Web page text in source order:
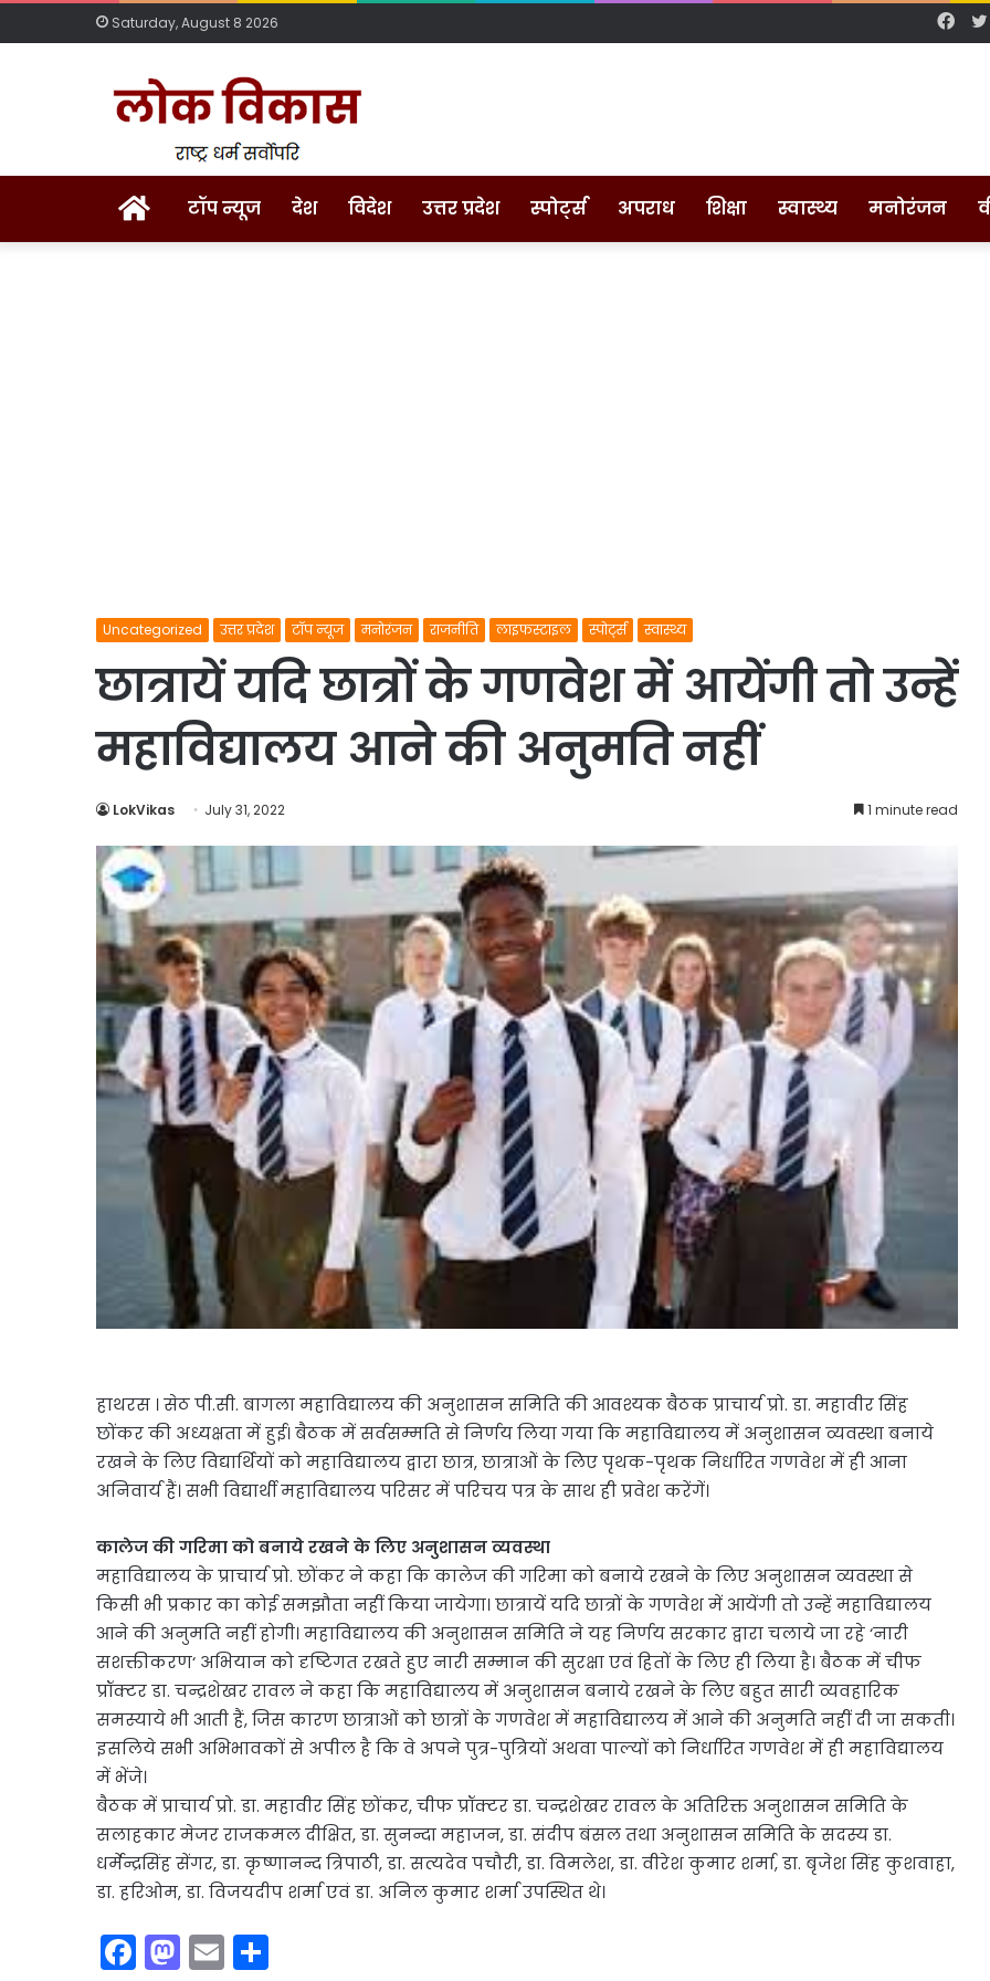
Saturday, August 8 2026
Homeटॉप न्यूज देश विदेश उत्तर प्रदेश स्पोर्ट्स अपराध शिक्षा स्वास्थ्य मनोरंजन
Uncategorized उत्तर प्रदेश टॉप न्यूज मनोरंजन राजनीति लाइफस्टाइल स्पोर्ट्स स्वास्थ्य
छात्रायें यदि छात्रों के गणवेश में आयेंगी तो उन्हें
महाविद्यालय आने की अनुमति नहीं
LokVikas July 31, 2022 1 minute read
हाथरस । सेठ पी.सी. बागला महाविद्यालय की अनुशासन समिति की आवश्यक बैठक प्राचार्य प्रो. डा. महावीर सिंह
छोंकर की अध्यक्षता में हुई। बैठक में सर्वसम्मति से निर्णय लिया गया कि महाविद्यालय में अनुशासन व्यवस्था बनाये
रखने के लिए विद्यार्थियों को महाविद्यालय द्वारा छात्र, छात्राओं के लिए पृथक-पृथक निर्धारित गणवेश में ही आना
अनिवार्य हैं। सभी विद्यार्थी महाविद्यालय परिसर में परिचय पत्र के साथ ही प्रवेश करेंगें।
कालेज की गरिमा को बनाये रखने के लिए अनुशासन व्यवस्था
महाविद्यालय के प्राचार्य प्रो. छोंकर ने कहा कि कालेज की गरिमा को बनाये रखने के लिए अनुशासन व्यवस्था से
किसी भी प्रकार का कोई समझौता नहीं किया जायेगा। छात्रायें यदि छात्रों के गणवेश में आयेंगी तो उन्हें महाविद्यालय
आने की अनुमति नहीं होगी। महाविद्यालय की अनुशासन समिति ने यह निर्णय सरकार द्वारा चलाये जा रहे ‘नारी
सशक्तीकरण‘ अभियान को दृष्टिगत रखते हुए नारी सम्मान की सुरक्षा एवं हितों के लिए ही लिया है। बैठक में चीफ
प्रॉक्टर डा. चन्द्रशेखर रावल ने कहा कि महाविद्यालय में अनुशासन बनाये रखने के लिए बहुत सारी व्यवहारिक
समस्याये भी आती हैं, जिस कारण छात्राओं को छात्रों के गणवेश में महाविद्यालय में आने की अनुमति नहीं दी जा सकती।
इसलिये सभी अभिभावकों से अपील है कि वे अपने पुत्र-पुत्रियों अथवा पाल्यों को निर्धारित गणवेश में ही महाविद्यालय
में भेंजे।
बैठक में प्राचार्य प्रो. डा. महावीर सिंह छोंकर, चीफ प्रॉक्टर डा. चन्द्रशेखर रावल के अतिरिक्त अनुशासन समिति के
सलाहकार मेजर राजकमल दीक्षित, डा. सुनन्दा महाजन, डा. संदीप बंसल तथा अनुशासन समिति के सदस्य डा.
धर्मेन्द्रसिंह सेंगर, डा. कृष्णानन्द त्रिपाठी, डा. सत्यदेव पचौरी, डा. विमलेश, डा. वीरेश कुमार शर्मा, डा. बृजेश सिंह कुशवाहा,
डा. हरिओम, डा. विजयदीप शर्मा एवं डा. अनिल कुमार शर्मा उपस्थित थे।
F M E